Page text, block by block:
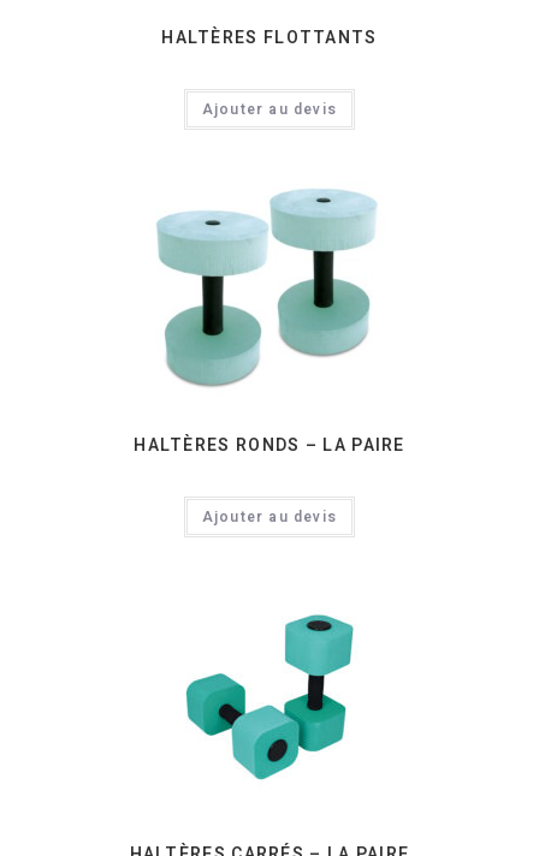
HALTÈRES FLOTTANTS
Ajouter au devis
HALTÈRES RONDS – LA PAIRE
Ajouter au devis